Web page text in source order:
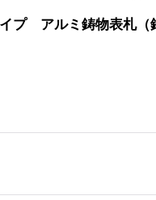
アルミ鋳物表札（鋳